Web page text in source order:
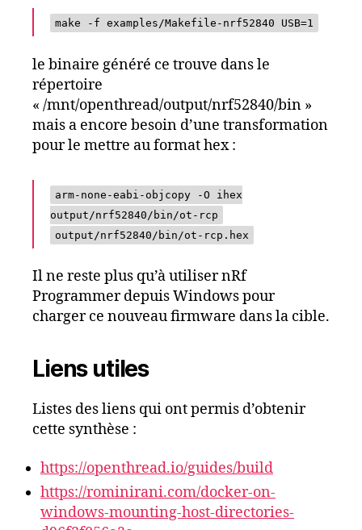
make -f examples/Makefile-nrf52840 USB=1
le binaire généré ce trouve dans le
répertoire
« /mnt/openthread/output/nrf52840/bin »
mais a encore besoin d’une transformation
pour le mettre au format hex :
arm-none-eabi-objcopy -O ihex
output/nrf52840/bin/ot-rcp
output/nrf52840/bin/ot-rcp.hex
Il ne reste plus qu’à utiliser nRf
Programmer depuis Windows pour
charger ce nouveau firmware dans la cible.
Liens utiles
Listes des liens qui ont permis d’obtenir
cette synthèse :
https://openthread.io/guides/build
https://rominirani.com/docker-on-
windows-mounting-host-directories-